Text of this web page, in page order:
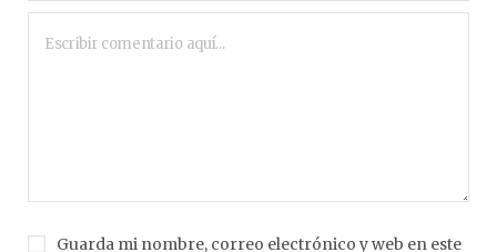
Guarda mi nombre, correo electrónico y web en este